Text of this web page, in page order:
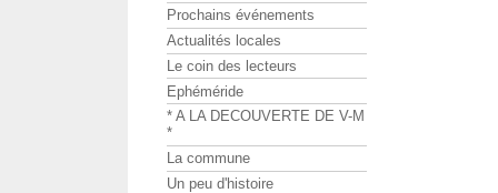
Prochains événements
Actualités locales
Le coin des lecteurs
Ephéméride
* A LA DECOUVERTE DE V-M
*
La commune
Un peu d'histoire